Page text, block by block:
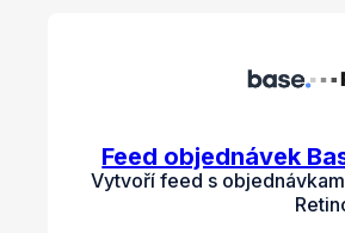
Feed objednávek
Vytvoří feed s